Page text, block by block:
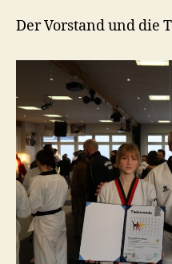
Der Vorstand und die